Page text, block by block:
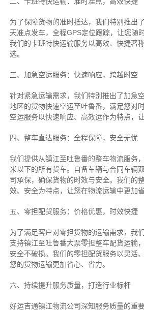
为了保障货物的准时抵达，我们特别推出
天准点发车，全程GPS定位跟踪，让您随
我们的卡班特快运输服务以高效、快捷著
选。
三、加急空运服务：快速响应，跨越时空
针对紧急运输需求，我们特别推出了加急
地区的货物快速空运至吐鲁番，满足您对
空运服务以快速响应、高效运作为特点，
四、整车直达服务：全程保障，安全无忧
我们提供从镇江至吐鲁番的整车物流服务
米以下的所有货车。自备车辆与合同车辆
司承保，确保货物的时效与安全。我们的
效、安全为特点，让您在物流运输中更加省
五、零担配货服务：价格优惠，时效快捷
为了满足客户对零担货物的运输需求，我
支持镇江至吐鲁番大票零担整车配货运输
安全不破损。我们的零担配货服务以灵活
您的货物运输更加省心、省力。
六、持续提升服务质量，打造行业标杆
好运吉通镇江物流公司深知服务质量的重